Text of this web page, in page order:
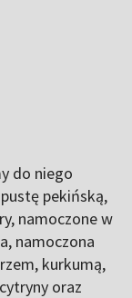
do niego
pekińską,
namoczone w
namoczona
kurkumą,
oraz